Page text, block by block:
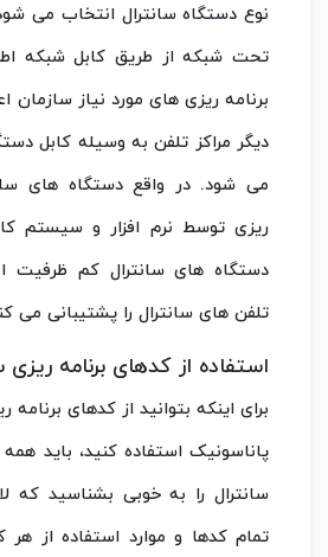
نوع دستگاه سانترال انتخاب می
تحت شبکه از طریق کابل شبکه
برنامه ریزی های مورد نیاز سازمان
دیگر مراکز تلفن به وسیله کابل
می شود. در واقع دستگاه های
ریزی توسط نرم افزار و سیستم
دستگاه های سانترال کم ظرفیت
تلفن های سانترال را پشتیبانی می
استفاده از کدهای برنامه ریزی
برای اینکه بتوانید از کدهای برنامه
پاناسونیک استفاده کنید، باید
سانترال را به خوبی بشناسید که
تمام کدها و موارد استفاده از